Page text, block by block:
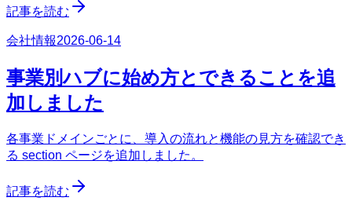
記事を読む
会社情報2026-06-14
事業別ハブに始め方とできることを追
加しました
各事業ドメインごとに、導入の流れと機能の見方を確認でき
る section ページを追加しました。
記事を読む